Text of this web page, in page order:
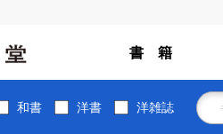
書 籍
和書 洋書 洋雑誌